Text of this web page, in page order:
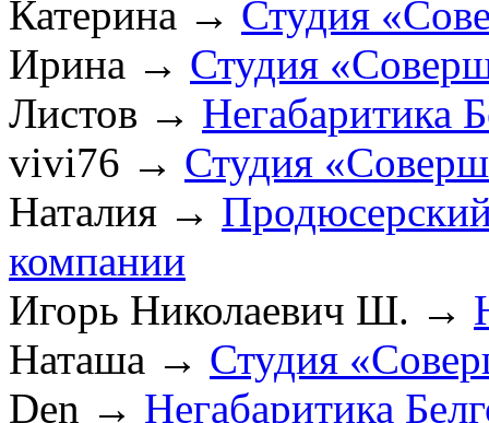
Катерина → Студия
Ирина → Студия
Листов → Негабаритика
vivi76 → Студия
Наталия →
компании
Игорь Николаевич Ш. →
Наташа → Студия
Den → Негабаритика